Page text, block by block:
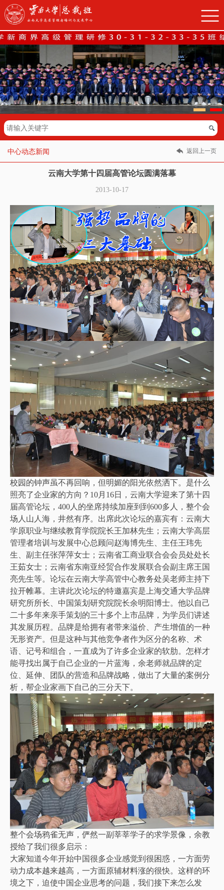
中心动态新闻 返回上一页
云南大学第十四届高管论坛圆满落幕
2013-10-17
校园的钟声虽不再回响，但明媚的阳光依然洒下。是什么
照亮了企业家的方向？10月16日，云南大学迎来了第十四
届高管论坛，400人的坐席持续加座到到600多人，整个会
场人山人海，井然有序。出席此次论坛的嘉宾有：云南大
学原职业与继续教育学院院长王加林先生；云南大学高层
管理者培训与发展中心总顾问赵海博先生、主任王玮先
生、副主任张萍萍女士；云南省工商业联合会会员处处长
王茹女士；云南省东南亚经贸合作发展联合会副主席王国
亮先生等。论坛在云南大学高管中心教务处吴老师主持下
拉开帷幕。主讲此次论坛的特邀嘉宾是上海交通大学品牌
研究所所长、中国策划研究院院长余明阳博士。他以自己
二十多年来亲手策划的三十多个上市品牌，为学员们讲述
其发展历程。品牌是给拥有者带来溢价、产生增值的一种
无形资产。但是这种与其他竞争者作为区分的名称、术
语、记号和组合，一直成为了许多企业家的软肋。怎样才
能寻找出属于自己企业的一片蓝海，余老师就品牌的定
位、延伸、团队的营造和品牌战略，做出了大量的案例分
析，帮企业家画下自己的三分天下。
整个会场鸦雀无声，俨然一副莘莘学子的求学景像，余教
授给了我们很多启示：
大家知道今年开始中国很多企业感觉到很困惑，一方面劳
动力成本越来越高，一方面原辅材料涨的很快。这样的环
境之下，迫使中国企业思考的问题，我们接下来怎么发